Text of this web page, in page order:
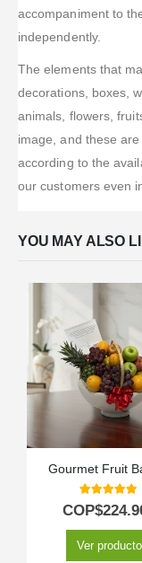
accompaniment to
independently.
The elements that
decorations, boxes,
animals, flowers,
image, and these
according to the
our customers even
YOU MAY ALSO
Gourmet Fruit
5.00out of
COP$
Ver producto